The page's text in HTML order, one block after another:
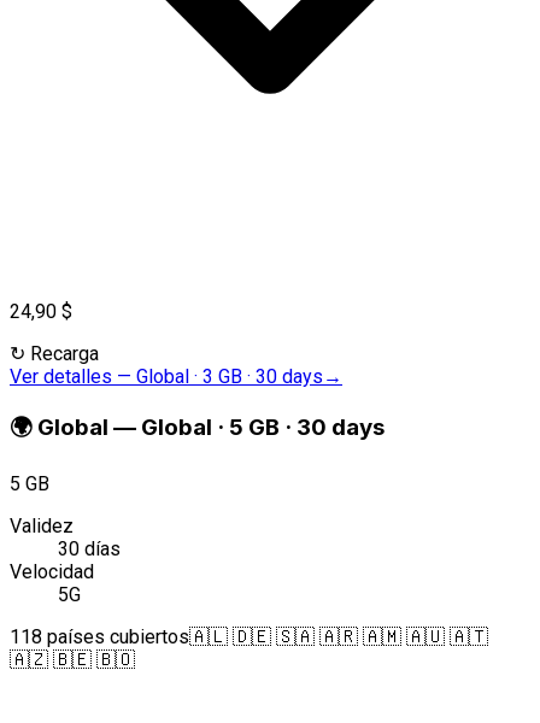
24,90 $
↻ Recarga
Ver detalles — Global · 3 GB · 30 days →
🌍 Global — Global · 5 GB · 30 days
5 GB
Validez
30 días
Velocidad
5G
118 países cubiertos🇦🇱 🇩🇪 🇸🇦 🇦🇷 🇦🇲 🇦🇺 🇦🇹
🇦🇿 🇧🇪 🇧🇴